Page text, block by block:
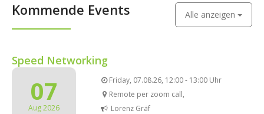
Kommende Events Alle anzeigen
Speed Networking
07
Aug 2026
Friday, 07.08.26, 12:00 - 13:00 Uhr
Remote per zoom call,
Lorenz Gräf